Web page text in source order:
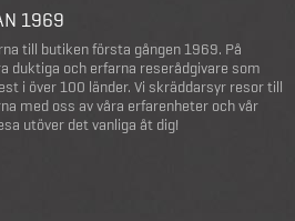
1969
till butiken första gången 1969. På
duktiga och erfarna reserådgivare som
i över 100 länder. Vi skräddarsyr resor till
med oss av våra erfarenheter och vår
utöver det vanliga åt dig!